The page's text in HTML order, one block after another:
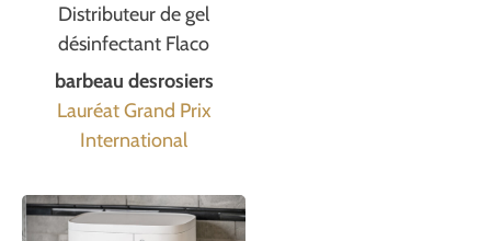
Distributeur de gel
désinfectant Flaco
barbeau desrosiers
Lauréat Grand Prix
International